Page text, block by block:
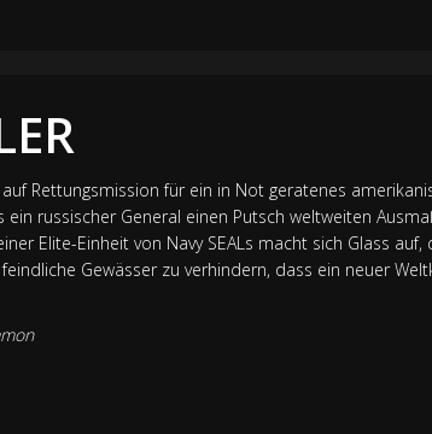
Rettungsmission für ein in Not geratenes
russischer General einen Putsch weltweiten
Elite-Einheit von Navy SEALs macht sich Glass
Gewässer zu verhindern, dass ein neuer